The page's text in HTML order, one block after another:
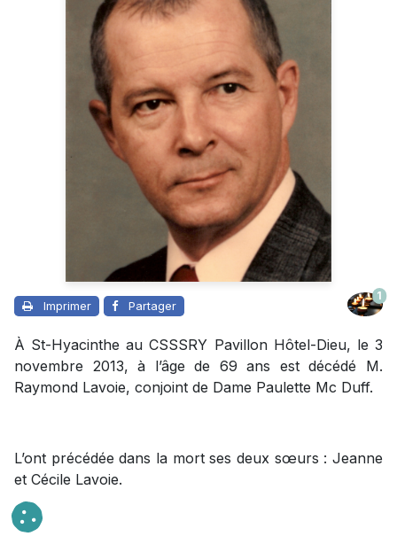
Imprimer Partager
1
À St-Hyacinthe au CSSSRY Pavillon Hôtel-Dieu, le 3
novembre 2013, à l’âge de 69 ans est décédé M.
Raymond Lavoie, conjoint de Dame Paulette Mc Duff.
L’ont précédée dans la mort ses deux sœurs : Jeanne
et Cécile Lavoie.